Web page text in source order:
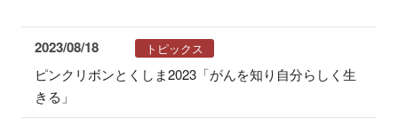
2023/08/18 トピックス
ピンクリボンとくしま2023「がんを知り自分らしく生
きる」